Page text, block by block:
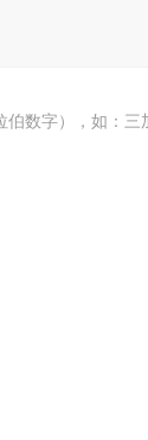
伯数字），如：三